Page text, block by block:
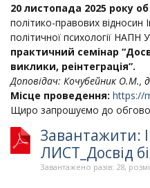
20 листопада 2025 року об
політико-правових відносин
політичної психології НАПН
практичний семінар
виклики, реінтеграція”.
Доповідач: Кочубейник О.М.,
Місце проведення: https://
Щиро запрошуємо до
ЛИСТ_Досвід
Завантажено разів: 28,